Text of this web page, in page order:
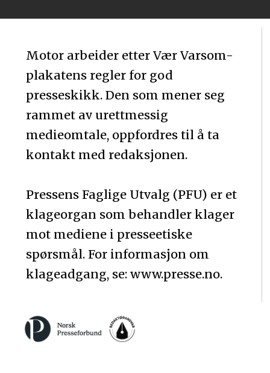
Motor arbeider etter Vær Varsom-
plakatens regler for god
presseskikk. Den som mener seg
rammet av urettmessig
medieomtale, oppfordres til å ta
kontakt med redaksjonen.
Pressens Faglige Utvalg (PFU) er et
klageorgan som behandler klager
mot mediene i presseetiske
spørsmål. For informasjon om
klageadgang, se: www.presse.no.